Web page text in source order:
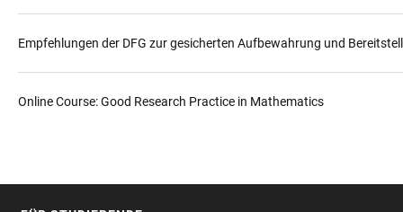
Empfehlungen der DFG zur gesicherten Aufbewahrung und
Online Course: Good Research Practice in Mathematics